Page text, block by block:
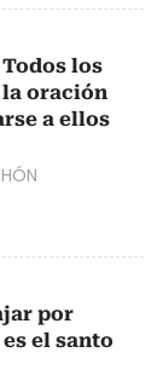
los
la oración
a ellos
por
el santo